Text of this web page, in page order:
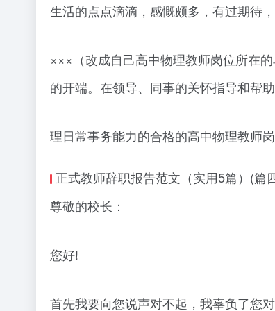
生活的点点滴滴，感慨颇多，有过期待
×××（改成自己高中物理教师岗位所在
的开端。在领导、同事的关怀指导和帮
理日常事务能力的合格的高中物理教师
正式教师辞职报告范文（实用5篇）(篇
尊敬的校长：
您好!
首先我要向您说声对不起，我辜负了您